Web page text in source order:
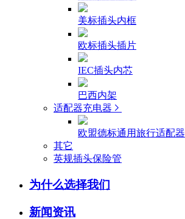
美标插头内框
欧标插头插片
IEC插头内芯
巴西内架
适配器充电器
欧盟德标通用旅行适配器
其它
英规插头保险管
为什么选择我们
新闻资讯